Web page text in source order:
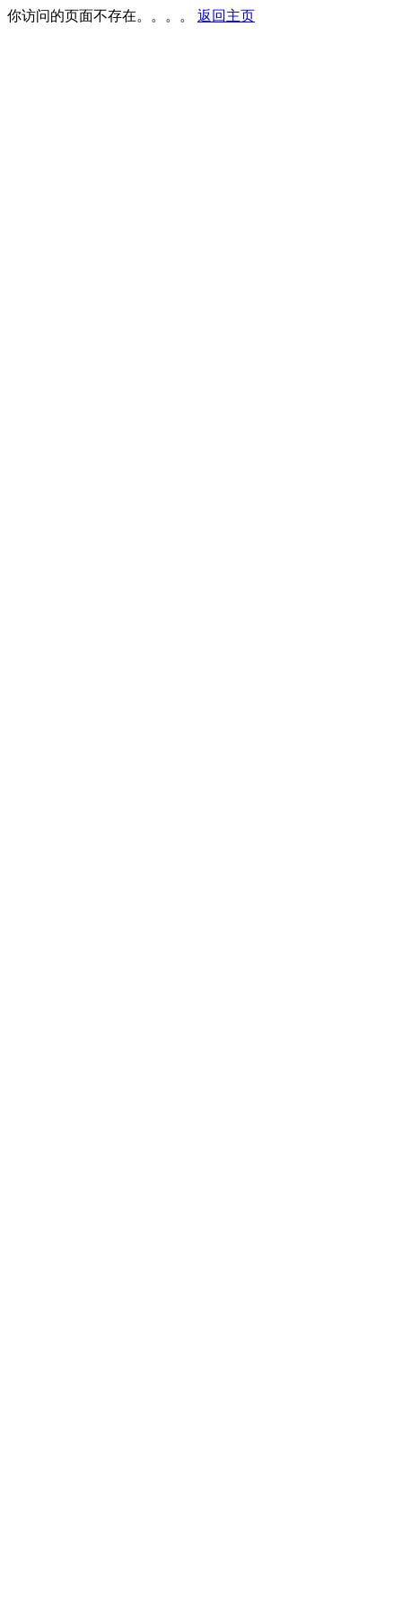
你访问的页面不存在。。。。 返回主页